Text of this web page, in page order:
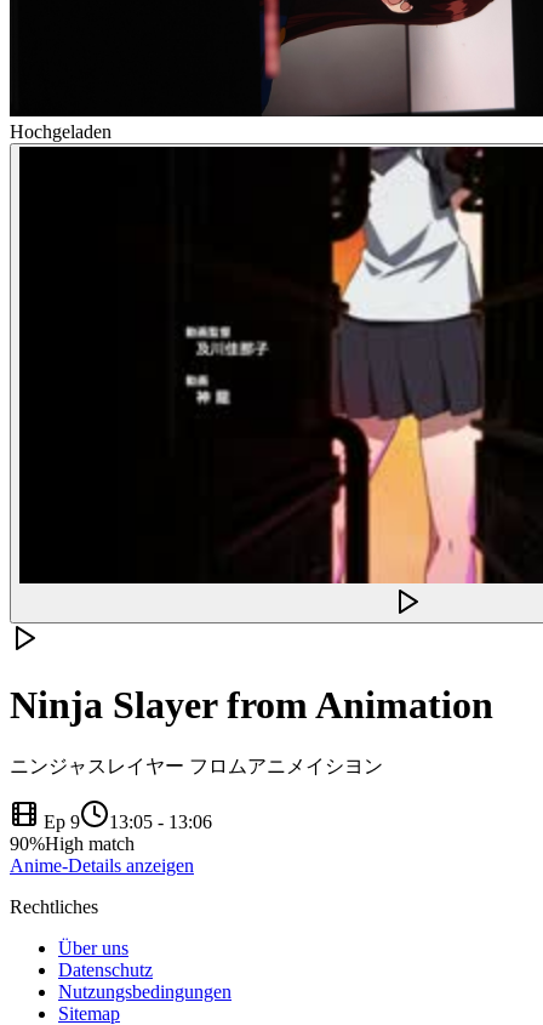
Hochgeladen
Ninja Slayer from Animation
ニンジャスレイヤー フロムアニメイシヨン
Ep 9 13:05 - 13:06
90%High match
Anime-Details anzeigen
Rechtliches
Über uns
Datenschutz
Nutzungsbedingungen
Sitemap